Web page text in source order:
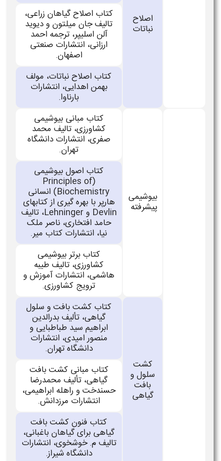
اصلاح
نباتات
کتاب اصلاح گیاهان زراعی،
تالیف جان میلتون و دیوید
آلن اسلیپر، ترجمه احمد
ارزانی، انتشارات صنعتی
اصفهان.
کتاب اصلاح نباتات، مولف
بهمن اهدایی، انتشارات
بارناوا.
بیوشیمی
پیشرفته
کتاب مبانی بیوشیمی
کشاورزی، تالیف محمد
صفری، انتشارات دانشگاه
تهران.
کتاب اصول بیوشیمی
(Principles of
Biochemistry) انسانی
هارپر با بهره گیری از کتابهای
Devlin و Lehninger، تالیف
حامد افتخاری، ناصر ملک
نیا، انتشارات کتاب میر.
کتاب برتر بیوشیمی
کشاورزی، تالیف طیبه
هاشمی، انتشارات آموزش و
ترویج کشاورزی.
كشت
سلول و
بافت
گیاهی
کتاب کشت بافت و سلول
گیاهی، تألیف بدرالدین
ابراهیم سید طباطبایی و
منصور امیدی، انتشارات
دانشگاه تهران.
کتاب مبانی کشت بافت
گیاهی، تألیف محمدرضا
حسندخت و راهله ابراهیمی،
انتشارات مرزدانش.
کتاب فنون کشت بافت
گیاهی برای گیاهان باغبانی،
تالیف م. خوشخوی، انتشارات
دانشگاه شیراز.